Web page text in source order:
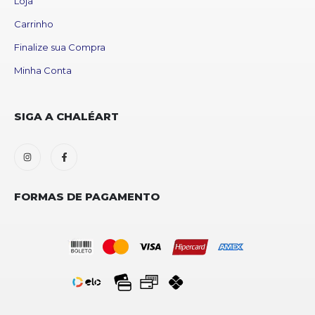
Carrinho
Finalize sua Compra
Minha Conta
SIGA A CHALÉART
FORMAS DE PAGAMENTO